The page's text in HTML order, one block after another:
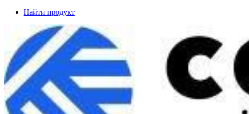
Найти продукт